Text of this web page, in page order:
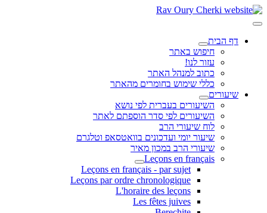
דף הבית
חיפוש באתר
עזור לנו!
כתוב למנהל האתר
כללי שימוש בחומרים מהאתר
שיעורים
השיעורים בעברית לפי נושא
השיעורים לפי סדר הוספתם לאתר
לוח שיעורי הרב
שיעור יומי ועדכונים בוואטסאפ וטלגרם
שיעורי הרב במכון מאיר
Leçons en français
Leçons en français - par sujet
Leçons par ordre chronologique
L'horaire des leçons
Les fêtes juives